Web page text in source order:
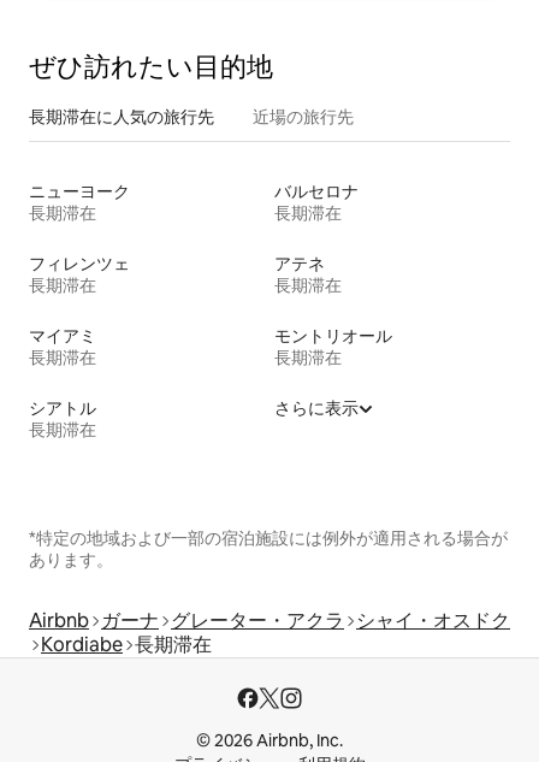
ぜひ訪⁠れ⁠た⁠い目⁠的⁠地
長期滞在に人気の旅行先 近場の旅行先
ニューヨーク
長期滞在
バルセロナ
長期滞在
フィレンツェ
長期滞在
アテネ
長期滞在
マイアミ
長期滞在
モントリオール
長期滞在
シアトル
長期滞在
さらに表示
*特定の地域および一部の宿泊施設には例外が適用される場合が
あります。
Airbnb ガーナ グレーター・アクラ
シャイ・オスドク
Kordiabe 長期滞在
© 2026 Airbnb, Inc.